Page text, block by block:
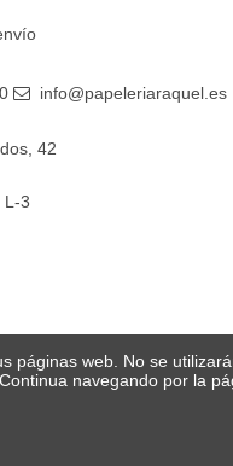
info@papeleriaraquel.es
42
L-3
páginas web. No se
navegando por la